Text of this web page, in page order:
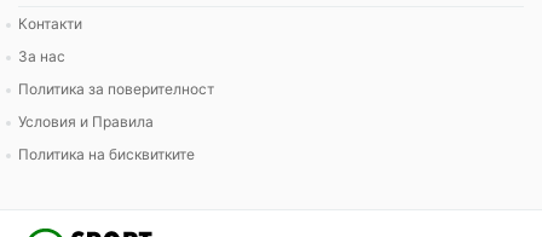
Контакти
За нас
Политика за поверителност
Условия и Правила
Политика на бисквитките